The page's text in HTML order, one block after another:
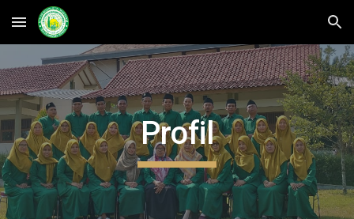
Skip to main content Skip to navigation
Profil